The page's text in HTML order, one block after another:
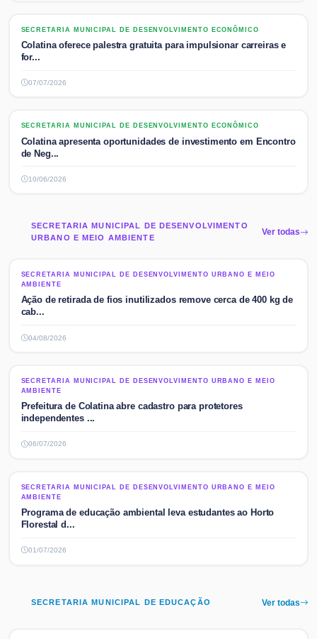
SECRETARIA MUNICIPAL DE DESENVOLVIMENTO ECONÔMICO
SECRETARIA MUNICIPAL DE DESENVOLVIMENTO ECONÔMICO
Colatina oferece palestra gratuita para impulsionar carreiras e
for...
07/07/2026
SECRETARIA MUNICIPAL DE DESENVOLVIMENTO ECONÔMICO
SECRETARIA MUNICIPAL DE DESENVOLVIMENTO ECONÔMICO
Colatina apresenta oportunidades de investimento em Encontro
de Neg...
10/06/2026
SECRETARIA MUNICIPAL DE DESENVOLVIMENTO
URBANO E MEIO AMBIENTE
Ver todas
SECRETARIA MUNICIPAL DE DESENVOLVIMENTO URBANO E MEIO
AMBIENTE
SECRETARIA MUNICIPAL DE DESENVOLVIMENTO URBANO E MEIO
AMBIENTE
Ação de retirada de fios inutilizados remove cerca de 400 kg de
cab...
04/08/2026
SECRETARIA MUNICIPAL DE DESENVOLVIMENTO URBANO E MEIO
AMBIENTE
SECRETARIA MUNICIPAL DE DESENVOLVIMENTO URBANO E MEIO
AMBIENTE
Prefeitura de Colatina abre cadastro para protetores
independentes ...
06/07/2026
SECRETARIA MUNICIPAL DE DESENVOLVIMENTO URBANO E MEIO
AMBIENTE
SECRETARIA MUNICIPAL DE DESENVOLVIMENTO URBANO E MEIO
AMBIENTE
Programa de educação ambiental leva estudantes ao Horto
Florestal d...
01/07/2026
SECRETARIA MUNICIPAL DE EDUCAÇÃO Ver todas